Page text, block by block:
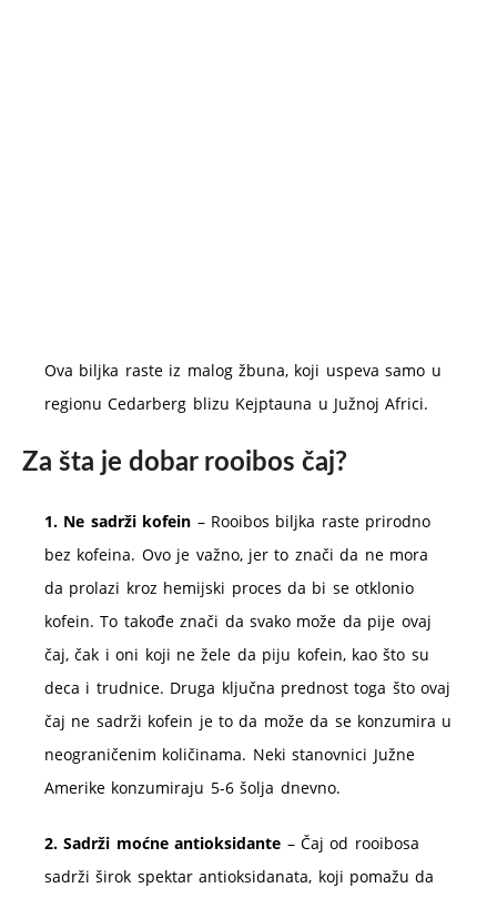
Ova biljka raste iz malog žbuna, koji uspeva samo u
regionu Cedarberg blizu Kejptauna u Južnoj Africi.
Za šta je dobar rooibos čaj?
1. Ne sadrži kofein – Rooibos biljka raste prirodno
bez kofeina. Ovo je važno, jer to znači da ne mora
da prolazi kroz hemijski proces da bi se otklonio
kofein. To takođe znači da svako može da pije ovaj
čaj, čak i oni koji ne žele da piju kofein, kao što su
deca i trudnice. Druga ključna prednost toga što ovaj
čaj ne sadrži kofein je to da može da se konzumira u
neograničenim količinama. Neki stanovnici Južne
Amerike konzumiraju 5-6 šolja dnevno.
2. Sadrži moćne antioksidante – Čaj od rooibosa
sadrži širok spektar antioksidanata, koji pomažu da